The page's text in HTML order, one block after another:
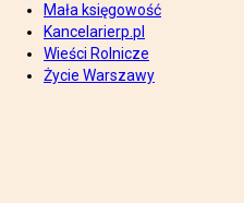
Mała księgowość
Kancelarierp.pl
Wieści Rolnicze
Życie Warszawy